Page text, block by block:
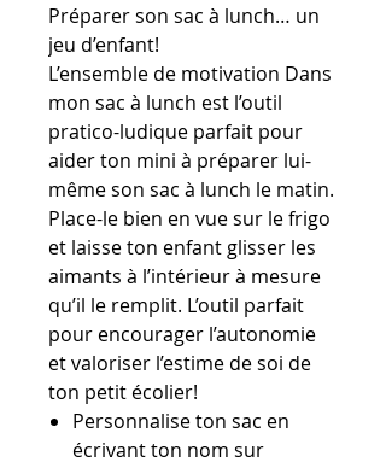
Préparer son sac à lunch… un
jeu d’enfant!
L’ensemble de motivation Dans
mon sac à lunch est l’outil
pratico-ludique parfait pour
aider ton mini à préparer lui-
même son sac à lunch le matin.
Place-le bien en vue sur le frigo
et laisse ton enfant glisser les
aimants à l’intérieur à mesure
qu’il le remplit. L’outil parfait
pour encourager l’autonomie
et valoriser l’estime de soi de
ton petit écolier!
Personnalise ton sac en
écrivant ton nom sur